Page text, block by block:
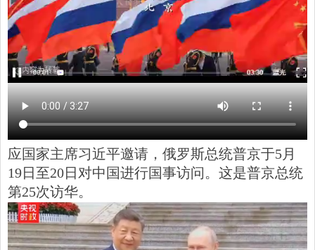
应国家主席习近平邀请，俄罗斯总统普京于5月
19日至20日对中国进行国事访问。这是普京总统
第25次访华。